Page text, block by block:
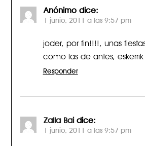
Anónimo dice:
1 junio, 2011 a las 9:57 pm
joder, por fin!!!!, unas
como las de antes, eskerrik
Responder
Zalla Bai dice:
1 junio, 2011 a las 9:57 pm